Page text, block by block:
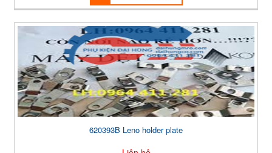
620393B Leno holder plate